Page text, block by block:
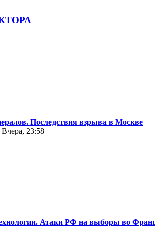
Последствия взрыва в Москве
23:58
Атаки РФ на выборы во